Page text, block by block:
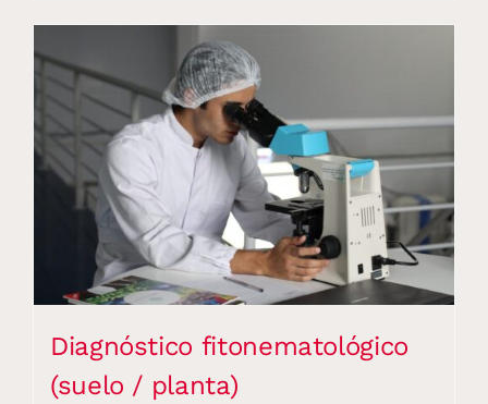
Diagnóstico fitonematológico
(suelo / planta)